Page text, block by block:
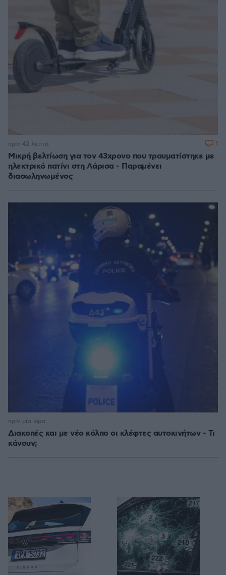
Μικρή βελτίωση για τον 43χρονο που τραυματίστηκε με
ηλεκτρικό πατίνι στη Λάρισα - Παραμένει
διασωληνωμένος
πριν 42 λεπτά 1
Διακοπές και με νέο κόλπο οι κλέφτες αυτοκινήτων - Τι
κάνουν;
πριν μία ώρα